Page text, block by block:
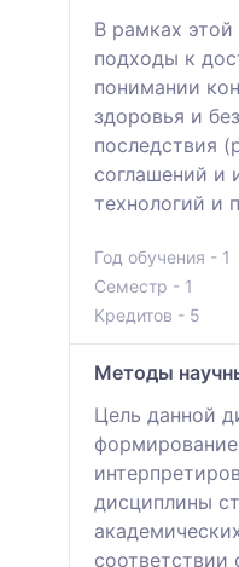
В рамках
подходы к
понимании
здоровья и
последствия
соглашений и
технологий и
Год обучения - 1
Семестр - 1
Кредитов - 5
Методы
Цель данной
дисциплины